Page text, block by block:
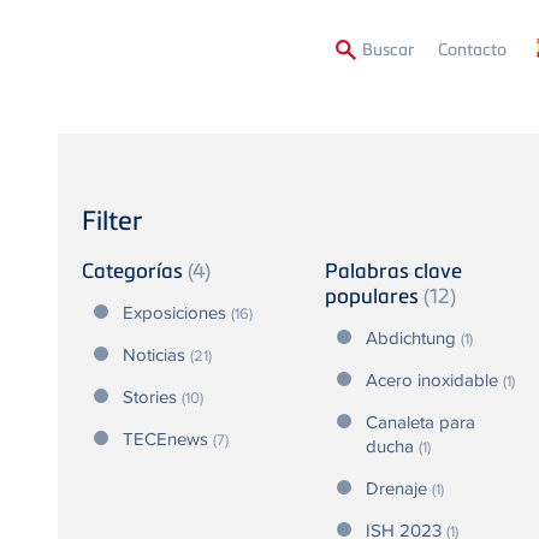
Buscar Contacto
Filter
Categorías (4)
Exposiciones (16)
Noticias (21)
Stories (10)
TECEnews (7)
Palabras clave
populares (12)
Abdichtung (1)
Acero inoxidable (1)
Canaleta para
ducha (1)
Drenaje (1)
ISH 2023 (1)